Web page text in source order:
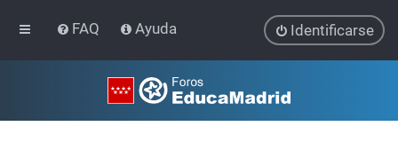
FAQ Ayuda Identificarse